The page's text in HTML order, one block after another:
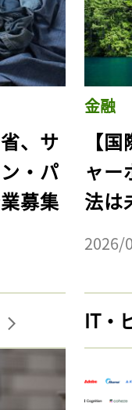
、サ
・パ
募集
金融
【
ャー
法は
2026/
IT・